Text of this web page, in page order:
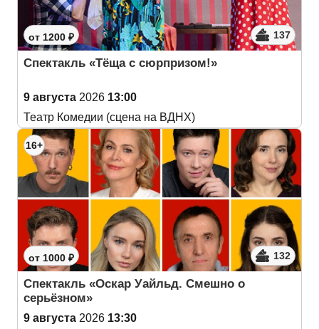
от 1200 ₽ 137
Спектакль «Тёща с сюрпризом!»
9 августа 2026 13:00
Театр Комедии (сцена на ВДНХ)
16+
от 1000 ₽ 132
Спектакль «Оскар Уайльд. Смешно о
серьёзном»
9 августа 2026 13:30